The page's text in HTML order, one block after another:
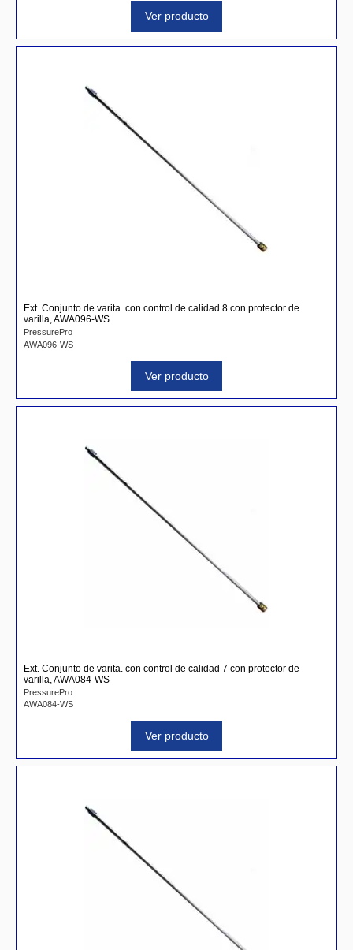
Ver producto
Ext. Conjunto de varita. con control de calidad 8 con protector de
varilla, AWA096-WS
PressurePro
AWA096-WS
Ver producto
Ext. Conjunto de varita. con control de calidad 7 con protector de
varilla, AWA084-WS
PressurePro
AWA084-WS
Ver producto